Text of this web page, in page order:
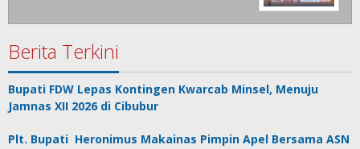
Berita Terkini
Bupati FDW Lepas Kontingen Kwarcab Minsel, Menuju
Jamnas XII 2026 di Cibubur
Plt. Bupati Heronimus Makainas Pimpin Apel Bersama ASN